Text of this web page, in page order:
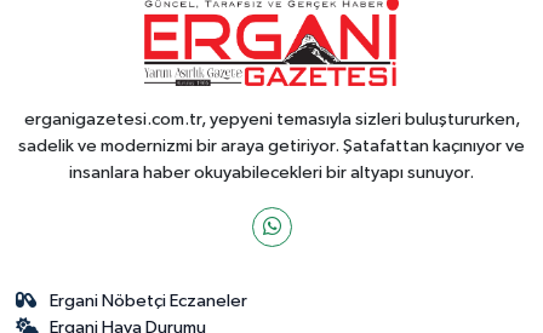
erganigazetesi.com.tr, yepyeni temasıyla sizleri buluştururken,
sadelik ve modernizmi bir araya getiriyor. Şatafattan kaçınıyor ve
insanlara haber okuyabilecekleri bir altyapı sunuyor.
Ergani Nöbetçi Eczaneler
Ergani Hava Durumu